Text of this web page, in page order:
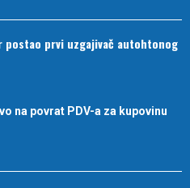
postao prvi uzgajivač autohtonog
na povrat PDV-a za kupovinu